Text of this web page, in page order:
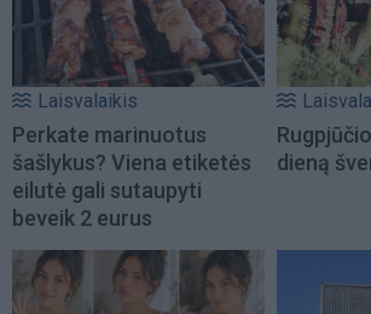
Laisvalaikis
Perkate marinuotus
šašlykus? Viena etiketės
eilutė gali sutaupyti
beveik 2 eurus
dieną